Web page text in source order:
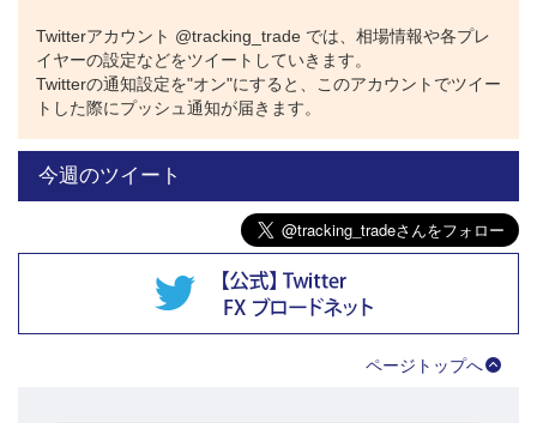
Twitterアカウント @tracking_trade では、相場情報や各プレ
イヤーの設定などをツイートしていきます。
Twitterの通知設定を"オン"にすると、このアカウントでツイー
トした際にプッシュ通知が届きます。
今週のツイート
ページトップへ